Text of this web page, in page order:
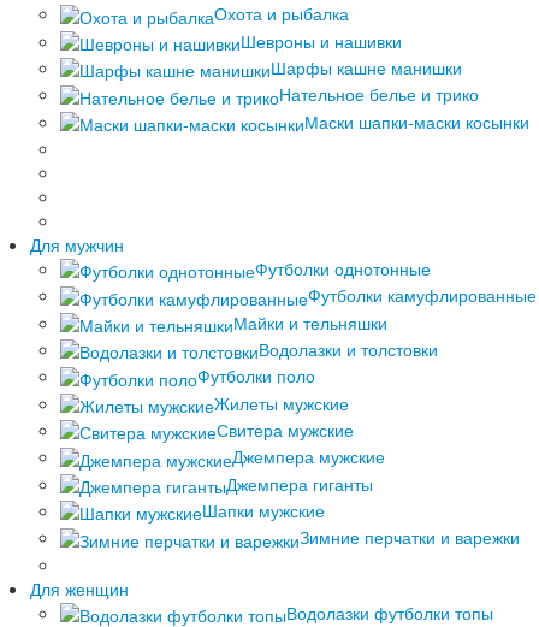
Охота и рыбалка
Шевроны и нашивки
Шарфы кашне манишки
Нательное белье и трико
Маски шапки-маски косынки
Для мужчин
Футболки однотонные
Футболки камуфлированные
Майки и тельняшки
Водолазки и толстовки
Футболки поло
Жилеты мужские
Свитера мужские
Джемпера мужские
Джемпера гиганты
Шапки мужские
Зимние перчатки и варежки
Для женщин
Водолазки футболки топы